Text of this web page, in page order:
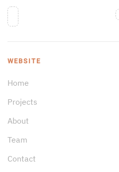
WEBSITE
Home
Projects
About
Team
Contact